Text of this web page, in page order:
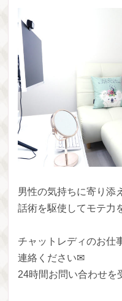
男性の気持ちに寄り添
話術を駆使してモテ力
チャットレディのお仕
連絡ください✉
24時間お問い合わせを